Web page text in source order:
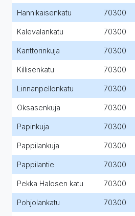
Hannikaisenkatu 70300
Kalevalankatu 70300
Kanttorinkuja 70300
Killisenkatu 70300
Linnanpellonkatu 70300
Oksasenkuja 70300
Papinkuja 70300
Pappilankuja 70300
Pappilantie 70300
Pekka Halosen katu 70300
Pohjolankatu 70300